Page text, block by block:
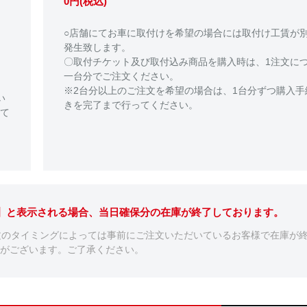
○店舗にてお車に取付けを希望の場合には取付け工賃が
発生致します。
〇取付チケット及び取付込み商品を購入時は、1注文に
一台分でご注文ください。
※2台分以上のご注文を希望の場合は、1台分ずつ購入手
きを完了まで行ってください。
表示される場合、当日確保分の在庫が終了しております。
タイミングによっては事前にご注文いただいているお客様で在庫が
ございます。ご了承ください。